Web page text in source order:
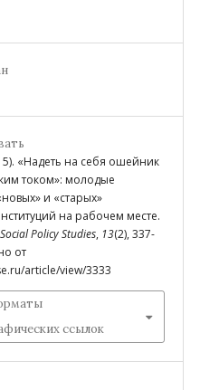
«Надеть на себя ошейник
током»: молодые
и «старых»
на рабочем месте.
Policy Studies, 13(2), 337-
от
article/view/3333
ссылок